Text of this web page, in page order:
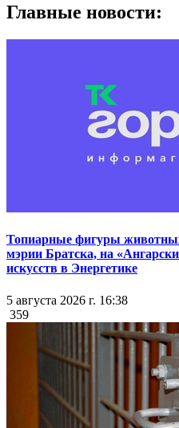
Главные новости:
Топиарные фигуры
мэрии Братска, на
искусств в Энергетике
5 августа 2026 г. 16:38
359